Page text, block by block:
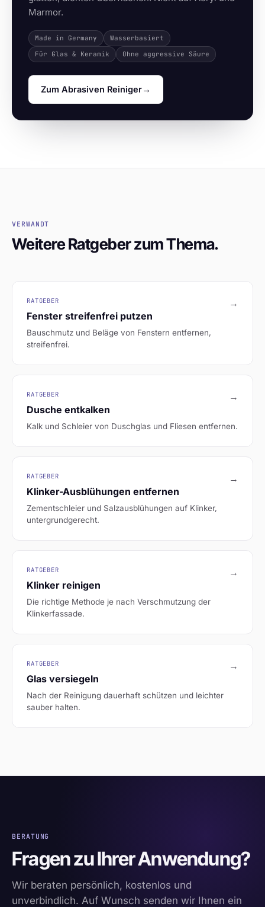
Marmor.
Made in Germany
Wasserbasiert
Für Glas & Keramik
Ohne aggressive Säure
Zum Abrasiven Reiniger→
VERWANDT
Weitere Ratgeber zum Thema.
RATGEBER
Fenster streifenfrei putzen
Bauschmutz und Beläge von Fenstern entfernen,
streifenfrei.
→
RATGEBER
Dusche entkalken
Kalk und Schleier von Duschglas und Fliesen entfernen.
→
RATGEBER
Klinker-Ausblühungen entfernen
Zementschleier und Salzausblühungen auf Klinker,
untergrundgerecht.
→
RATGEBER
Klinker reinigen
Die richtige Methode je nach Verschmutzung der
Klinkerfassade.
→
RATGEBER
Glas versiegeln
Nach der Reinigung dauerhaft schützen und leichter
sauber halten.
→
BERATUNG
Fragen zu Ihrer Anwendung?
Wir beraten persönlich, kostenlos und
unverbindlich. Auf Wunsch senden wir Ihnen ein